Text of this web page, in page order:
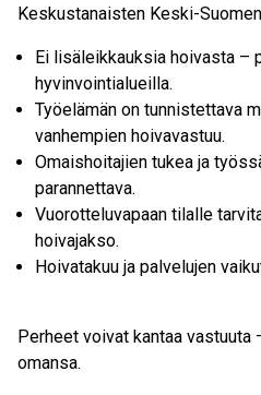
Keskustanaisten Keski-
Ei lisäleikkauksia hoivasta –
hyvinvointialueilla.
Työelämän on tunnistettava
vanhempien hoivavastuu.
Omaishoitajien tukea ja
parannettava.
Vuorotteluvapaan tilalle
hoivajakso.
Hoivatakuu ja palvelujen
Perheet voivat kantaa vastuuta
omansa.